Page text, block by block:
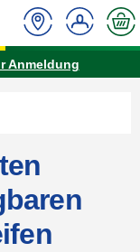
Anmeldung